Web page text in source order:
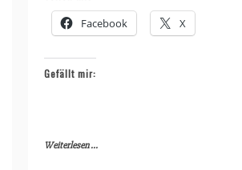
Facebook X
Gefällt mir:
Weiterlesen ...